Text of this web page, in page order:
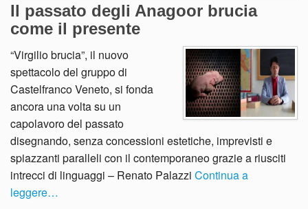
Il passato degli Anagoor brucia
come il presente
“Virgilio brucia”, il nuovo
spettacolo del gruppo di
Castelfranco Veneto, si fonda
ancora una volta su un
capolavoro del passato
disegnando, senza concessioni estetiche, imprevisti e
spiazzanti paralleli con il contemporaneo grazie a riusciti
intrecci di linguaggi – Renato Palazzi Continua a
leggere…